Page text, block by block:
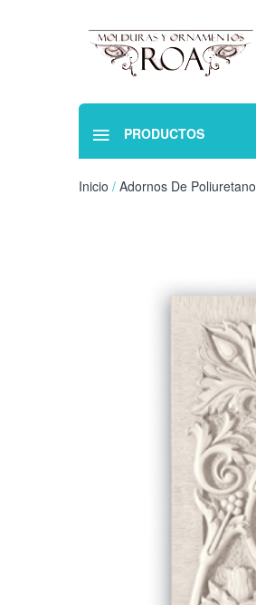
PRODUCTOS
Inicio / Adornos De Poliuretano